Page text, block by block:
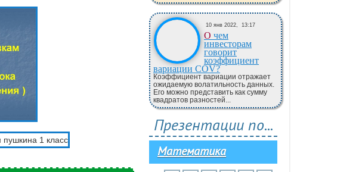
10 янв 2022, 13:17
О чем
инвесторам
говорит
коэффициент
вариации COV?
Коэффициент вариации отражает
ожидаемую волатильность данных.
Его можно представить как сумму
квадратов разностей...
Презентации по...
Математика